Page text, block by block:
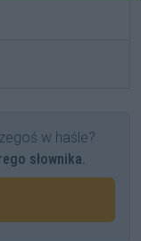
w haśle?
słownika.